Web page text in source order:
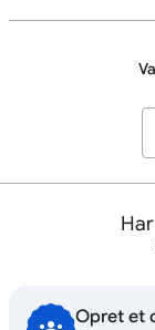
Opret et